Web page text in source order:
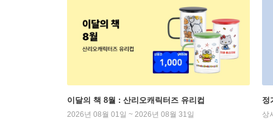
이달의 책 8월 : 산리오캐릭터즈 유리컵
2026년 08월 01일 ~ 2026년 08월 31일
정
상